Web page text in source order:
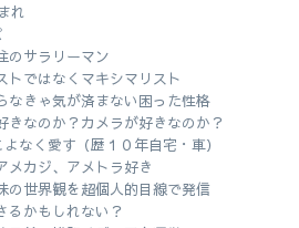
れ
のサラリーマン
トではなくマキシマリスト
なきゃ気が済まない困った性格
きなのか？カメラが好きなのか？
よなく愛す（歴１０年自宅・車）
メカジ、アメトラ好き
の世界観を超個人的目線で発信
るかもしれない？